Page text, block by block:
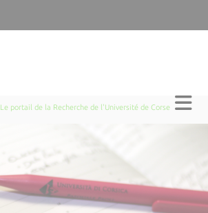
Le portail de la Recherche de l'Université de Corse